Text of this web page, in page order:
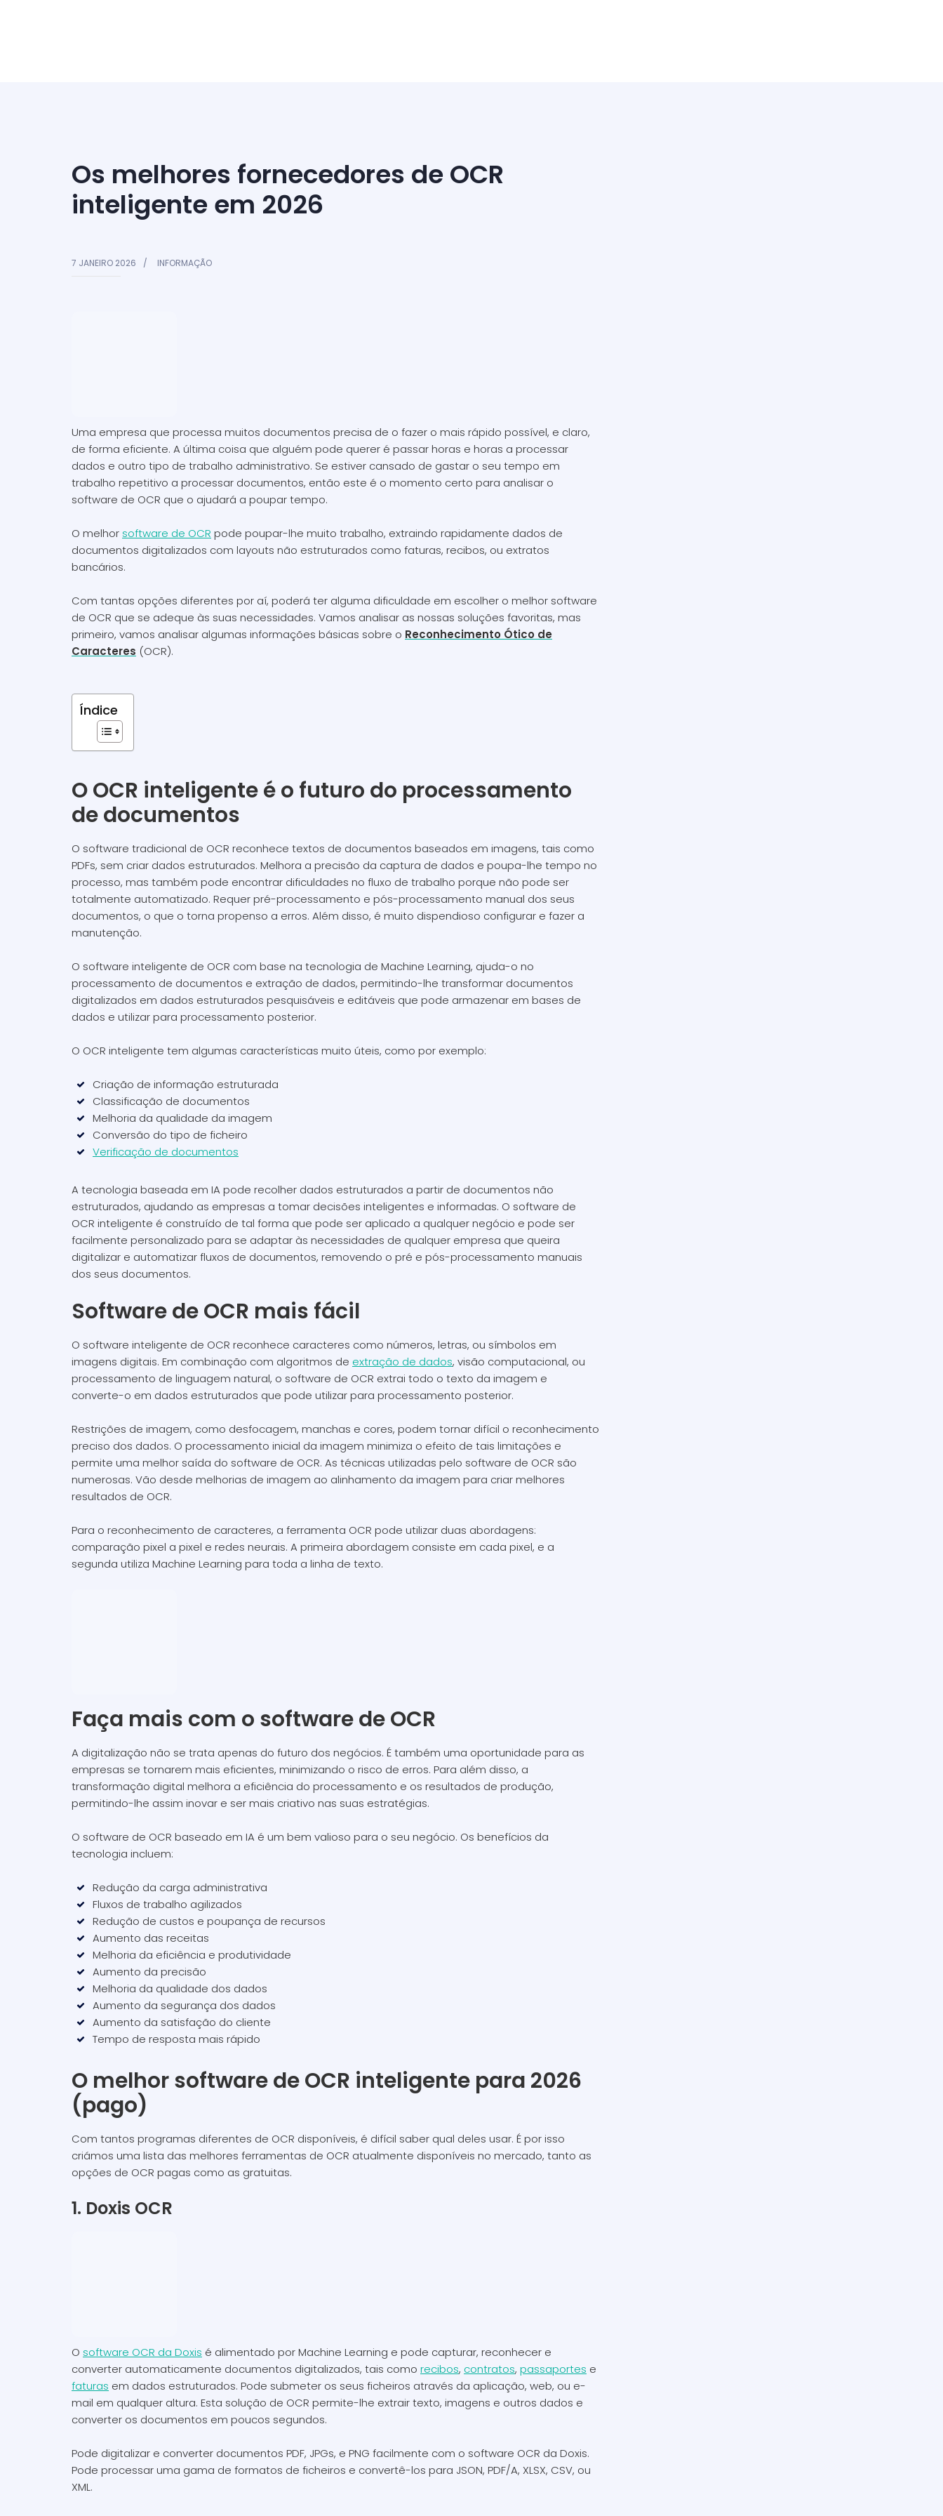
Os melhores fornecedores de OCR
inteligente em 2026
7 JANEIRO 2026 INFORMAÇÃO
Uma empresa que processa muitos documentos precisa de o fazer o mais rápido possível, e claro,
de forma eficiente. A última coisa que alguém pode querer é passar horas e horas a processar
dados e outro tipo de trabalho administrativo. Se estiver cansado de gastar o seu tempo em
trabalho repetitivo a processar documentos, então este é o momento certo para analisar o
software de OCR que o ajudará a poupar tempo.
O melhor software de OCR pode poupar-lhe muito trabalho, extraindo rapidamente dados de
documentos digitalizados com layouts não estruturados como faturas, recibos, ou extratos
bancários.
Com tantas opções diferentes por aí, poderá ter alguma dificuldade em escolher o melhor software
de OCR que se adeque às suas necessidades. Vamos analisar as nossas soluções favoritas, mas
primeiro, vamos analisar algumas informações básicas sobre o Reconhecimento Ótico de
Caracteres (OCR).
Índice
O OCR inteligente é o futuro do processamento
de documentos
O software tradicional de OCR reconhece textos de documentos baseados em imagens, tais como
PDFs, sem criar dados estruturados. Melhora a precisão da captura de dados e poupa-lhe tempo no
processo, mas também pode encontrar dificuldades no fluxo de trabalho porque não pode ser
totalmente automatizado. Requer pré-processamento e pós-processamento manual dos seus
documentos, o que o torna propenso a erros. Além disso, é muito dispendioso configurar e fazer a
manutenção.
O software inteligente de OCR com base na tecnologia de Machine Learning, ajuda-o no
processamento de documentos e extração de dados, permitindo-lhe transformar documentos
digitalizados em dados estruturados pesquisáveis e editáveis que pode armazenar em bases de
dados e utilizar para processamento posterior.
O OCR inteligente tem algumas características muito úteis, como por exemplo:
Criação de informação estruturada
Classificação de documentos
Melhoria da qualidade da imagem
Conversão do tipo de ficheiro
Verificação de documentos
A tecnologia baseada em IA pode recolher dados estruturados a partir de documentos não
estruturados, ajudando as empresas a tomar decisões inteligentes e informadas. O software de
OCR inteligente é construído de tal forma que pode ser aplicado a qualquer negócio e pode ser
facilmente personalizado para se adaptar às necessidades de qualquer empresa que queira
digitalizar e automatizar fluxos de documentos, removendo o pré e pós-processamento manuais
dos seus documentos.
Software de OCR mais fácil
O software inteligente de OCR reconhece caracteres como números, letras, ou símbolos em
imagens digitais. Em combinação com algoritmos de extração de dados, visão computacional, ou
processamento de linguagem natural, o software de OCR extrai todo o texto da imagem e
converte-o em dados estruturados que pode utilizar para processamento posterior.
Restrições de imagem, como desfocagem, manchas e cores, podem tornar difícil o reconhecimento
preciso dos dados. O processamento inicial da imagem minimiza o efeito de tais limitações e
permite uma melhor saída do software de OCR. As técnicas utilizadas pelo software de OCR são
numerosas. Vão desde melhorias de imagem ao alinhamento da imagem para criar melhores
resultados de OCR.
Para o reconhecimento de caracteres, a ferramenta OCR pode utilizar duas abordagens:
comparação pixel a pixel e redes neurais. A primeira abordagem consiste em cada pixel, e a
segunda utiliza Machine Learning para toda a linha de texto.
Faça mais com o software de OCR
A digitalização não se trata apenas do futuro dos negócios. É também uma oportunidade para as
empresas se tornarem mais eficientes, minimizando o risco de erros. Para além disso, a
transformação digital melhora a eficiência do processamento e os resultados de produção,
permitindo-lhe assim inovar e ser mais criativo nas suas estratégias.
O software de OCR baseado em IA é um bem valioso para o seu negócio. Os benefícios da
tecnologia incluem:
Redução da carga administrativa
Fluxos de trabalho agilizados
Redução de custos e poupança de recursos
Aumento das receitas
Melhoria da eficiência e produtividade
Aumento da precisão
Melhoria da qualidade dos dados
Aumento da segurança dos dados
Aumento da satisfação do cliente
Tempo de resposta mais rápido
O melhor software de OCR inteligente para 2026
(pago)
Com tantos programas diferentes de OCR disponíveis, é difícil saber qual deles usar. É por isso
criámos uma lista das melhores ferramentas de OCR atualmente disponíveis no mercado, tanto as
opções de OCR pagas como as gratuitas.
1. Doxis OCR
O software OCR da Doxis é alimentado por Machine Learning e pode capturar, reconhecer e
converter automaticamente documentos digitalizados, tais como recibos, contratos, passaportes e
faturas em dados estruturados. Pode submeter os seus ficheiros através da aplicação, web, ou e-
mail em qualquer altura. Esta solução de OCR permite-lhe extrair texto, imagens e outros dados e
converter os documentos em poucos segundos.
Pode digitalizar e converter documentos PDF, JPGs, e PNG facilmente com o software OCR da Doxis.
Pode processar uma gama de formatos de ficheiros e convertê-los para JSON, PDF/A, XLSX, CSV, ou
XML.